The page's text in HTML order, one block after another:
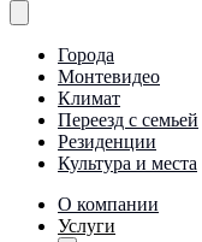
Города
Монтевидео
Климат
Переезд с семьей
Резиденции
Культура и места
О компании
Услуги